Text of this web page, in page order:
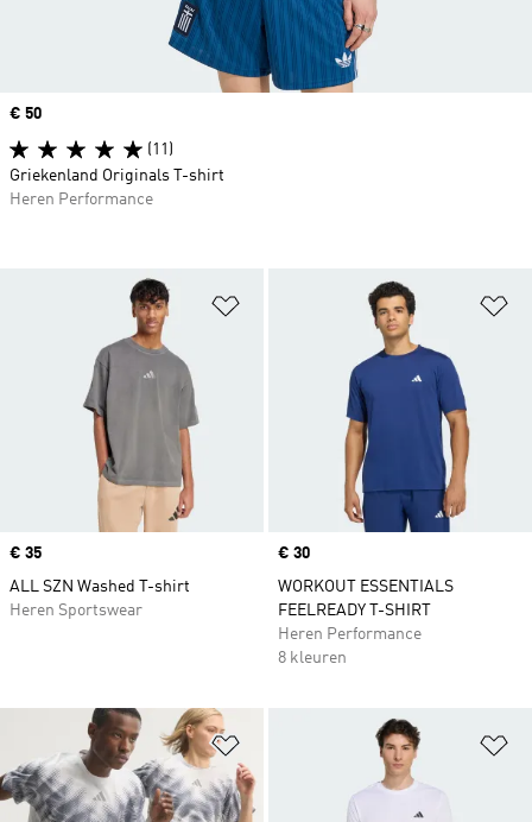
Op verlanglijst zetten
Price
€ 35
ALL SZN Washed T-shirt
Heren Sportswear
Price
€ 30
WORKOUT ESSENTIALS
FEELREADY T-SHIRT
Heren Performance
8 kleuren
Op verlanglijst zetten
Price
€ 50
(11)
Griekenland Originals T-shirt
Heren Performance